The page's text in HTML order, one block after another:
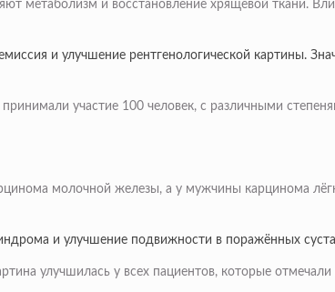
метаболизм и восстановление хрящевой ткани.
и улучшение рентгенологической картины.
участие 100 человек, с различными
молочной железы, а у мужчины карцинома
и улучшение подвижности в поражённых
улучшилась у всех пациентов, которые